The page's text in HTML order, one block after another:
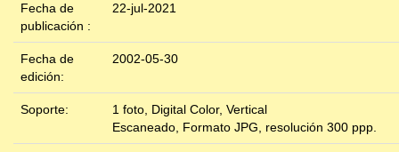
Fecha de
publicación :
22-jul-2021
Fecha de
edición:
2002-05-30
Soporte:
1 foto, Digital Color, Vertical
Escaneado, Formato JPG, resolución 300 ppp.